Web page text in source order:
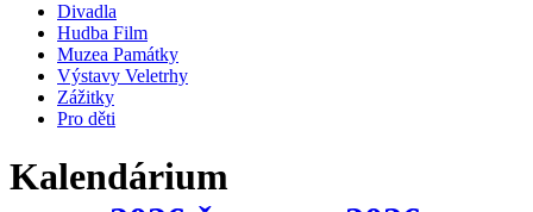
Divadla
Hudba Film
Muzea Památky
Výstavy Veletrhy
Zážitky
Pro děti
Kalendárium